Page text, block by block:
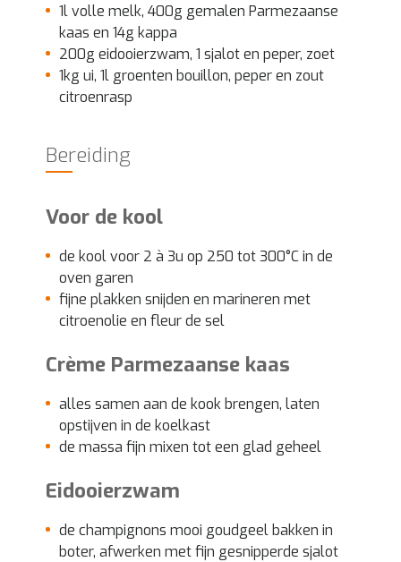
1l volle melk, 400g gemalen Parmezaanse
kaas en 14g kappa
200g eidooierzwam, 1 sjalot en peper, zoet
1kg ui, 1l groenten bouillon, peper en zout
citroenrasp
Bereiding
Voor de kool
de kool voor 2 à 3u op 250 tot 300°C in de
oven garen
fijne plakken snijden en marineren met
citroenolie en fleur de sel
Crème Parmezaanse kaas
alles samen aan de kook brengen, laten
opstijven in de koelkast
de massa fijn mixen tot een glad geheel
Eidooierzwam
de champignons mooi goudgeel bakken in
boter, afwerken met fijn gesnipperde sjalot